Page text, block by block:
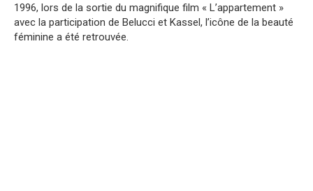
1996, lors de la sortie du magnifique film « L’appartement »
avec la participation de Belucci et Kassel, l’icône de la beauté
féminine a été retrouvée.